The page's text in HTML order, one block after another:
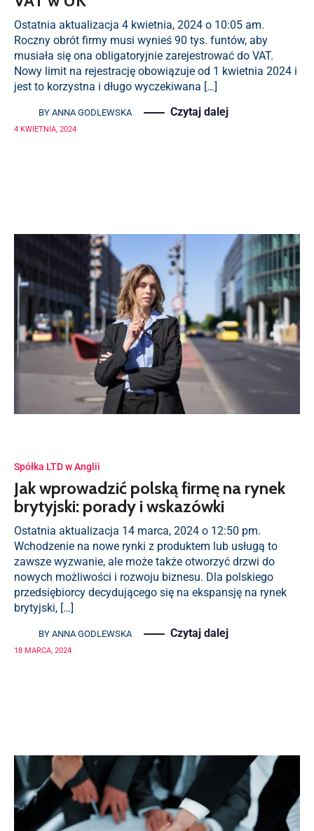
Ostatnia aktualizacja 4 kwietnia, 2024 o 10:05 am.
Roczny obrót firmy musi wynieś 90 tys. funtów, aby
musiała się ona obligatoryjnie zarejestrować do VAT.
Nowy limit na rejestrację obowiązuje od 1 kwietnia 2024 i
jest to korzystna i długo wyczekiwana […]
BY ANNA GODLEWSKA Czytaj dalej
4 KWIETNIA, 2024
Spółka LTD w Anglii
Jak wprowadzić polską firmę na rynek
brytyjski: porady i wskazówki
Ostatnia aktualizacja 14 marca, 2024 o 12:50 pm.
Wchodzenie na nowe rynki z produktem lub usługą to
zawsze wyzwanie, ale może także otworzyć drzwi do
nowych możliwości i rozwoju biznesu. Dla polskiego
przedsiębiorcy decydującego się na ekspansję na rynek
brytyjski, […]
BY ANNA GODLEWSKA Czytaj dalej
18 MARCA, 2024